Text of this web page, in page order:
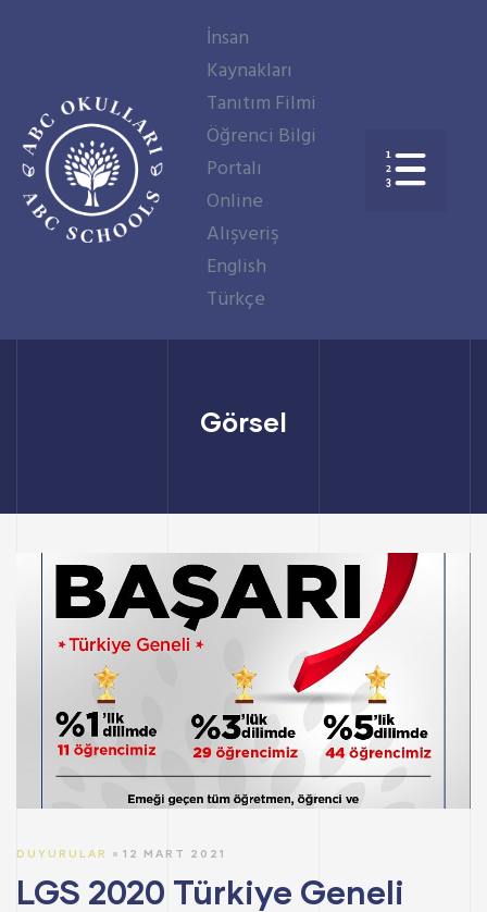
İnsan
Kaynakları
Tanıtım Filmi
Öğrenci Bilgi
Portalı
Online
Alışveriş
English
Türkçe
Görsel
DUYURULAR 12 MART 2021
LGS 2020 Türkiye Geneli